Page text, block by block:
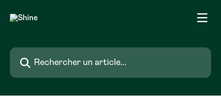
Rechercher un article...